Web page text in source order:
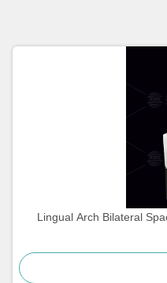
Lingual Arch Bilateral